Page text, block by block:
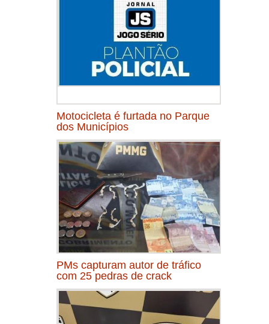
Motocicleta é furtada no Parque
dos Municípios
PMs capturam autor de tráfico
com 25 pedras de crack